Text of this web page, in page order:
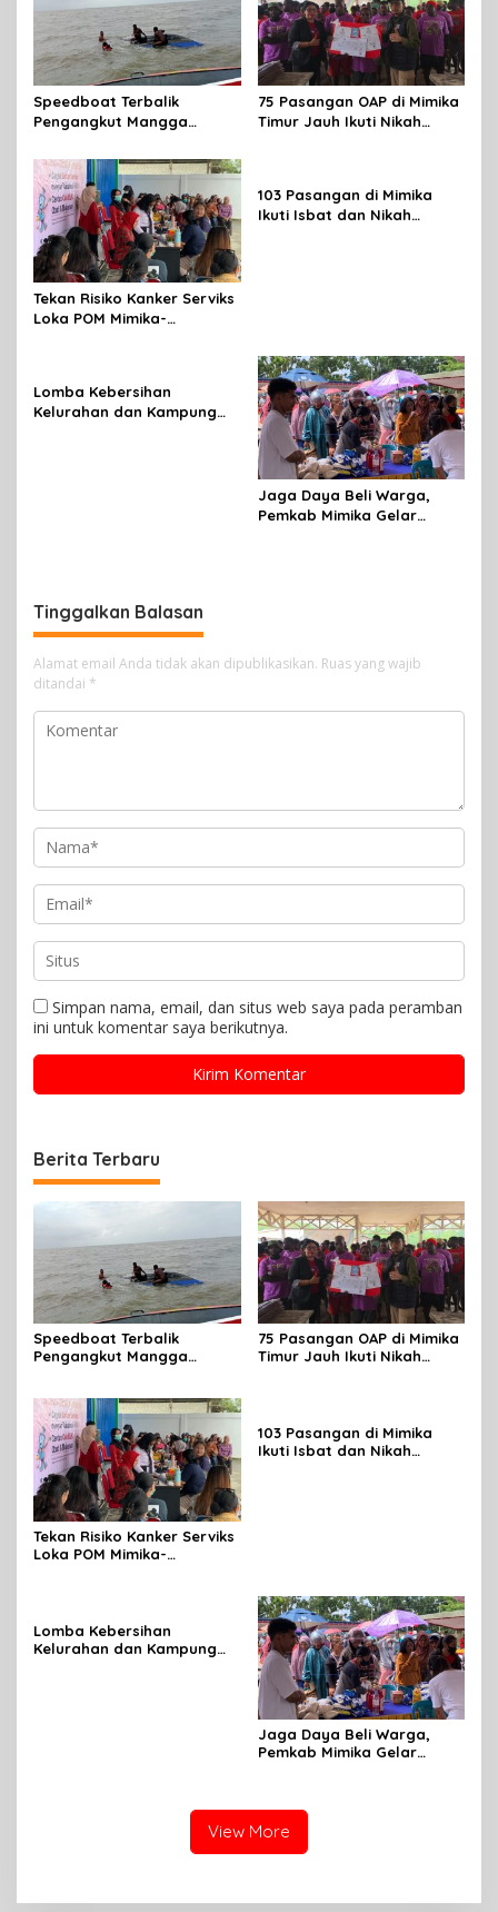
Speedboat Terbalik
Pengangkut Mangga
75 Pasangan OAP di Mimika
Timur Jauh Ikuti Nikah
Tekan Risiko Kanker Serviks
Loka POM Mimika-
103 Pasangan di Mimika
Ikuti Isbat dan Nikah
Lomba Kebersihan
Kelurahan dan Kampung
Jaga Daya Beli Warga,
Pemkab Mimika Gelar
Tinggalkan Balasan
Alamat email Anda tidak akan dipublikasikan. Ruas yang wajib
ditandai *
Simpan nama, email, dan situs web saya pada peramban
ini untuk komentar saya berikutnya.
Berita Terbaru
Speedboat Terbalik
Pengangkut Mangga
75 Pasangan OAP di Mimika
Timur Jauh Ikuti Nikah
Tekan Risiko Kanker Serviks
Loka POM Mimika-
103 Pasangan di Mimika
Ikuti Isbat dan Nikah
Lomba Kebersihan
Kelurahan dan Kampung
Jaga Daya Beli Warga,
Pemkab Mimika Gelar
View More